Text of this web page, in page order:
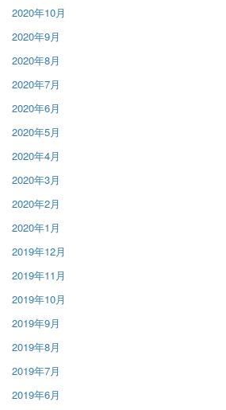
2020年10月
2020年9月
2020年8月
2020年7月
2020年6月
2020年5月
2020年4月
2020年3月
2020年2月
2020年1月
2019年12月
2019年11月
2019年10月
2019年9月
2019年8月
2019年7月
2019年6月